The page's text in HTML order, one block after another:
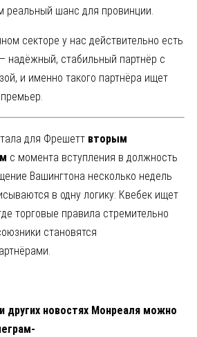
реальный шанс для провинции.
секторе у нас действительно есть
надёжный, стабильный партнёр с
и именно такого партнёра ищет
для Фрешетт вторым
с момента вступления в должность
Вашингтона несколько недель
в одну логику: Квебек ищет
торговые правила стремительно
становятся
других новостях Монреаля можно